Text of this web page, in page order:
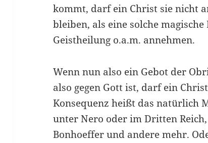
kommt, darf ein Christ sie nicht
bleiben, als eine solche
Geistheilung o.a.m. annehmen.
Wenn nun also ein Gebot der
also gegen Gott ist, darf ein
Konsequenz heißt das
unter Nero oder im Dritten
Bonhoeffer und andere mehr.